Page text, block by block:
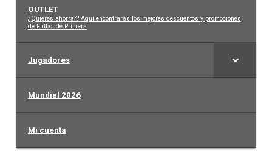
OUTLET
–
¿Quieres ahorrar? Aquí encontrarás los mejores descuentos y promociones
de Fútbol de Primera
Jugadores
Mundial 2026
Mi cuenta